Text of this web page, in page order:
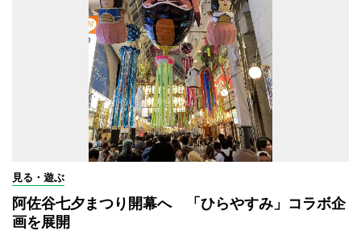
見る・遊ぶ
阿佐谷七夕まつり開幕へ 「ひらやすみ」コラボ企
画を展開